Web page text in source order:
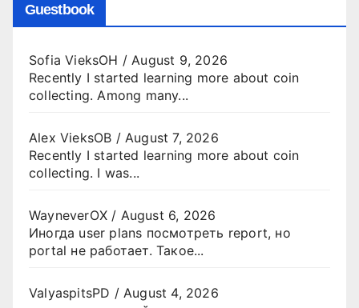
Guestbook
Sofia VieksOH / August 9, 2026
Recently I started learning more about coin
collecting. Among many...
Alex VieksOB / August 7, 2026
Recently I started learning more about coin
collecting. I was...
WayneverOX / August 6, 2026
Иногда user plans посмотреть report, но
portal не работает. Такое...
ValyaspitsPD / August 4, 2026